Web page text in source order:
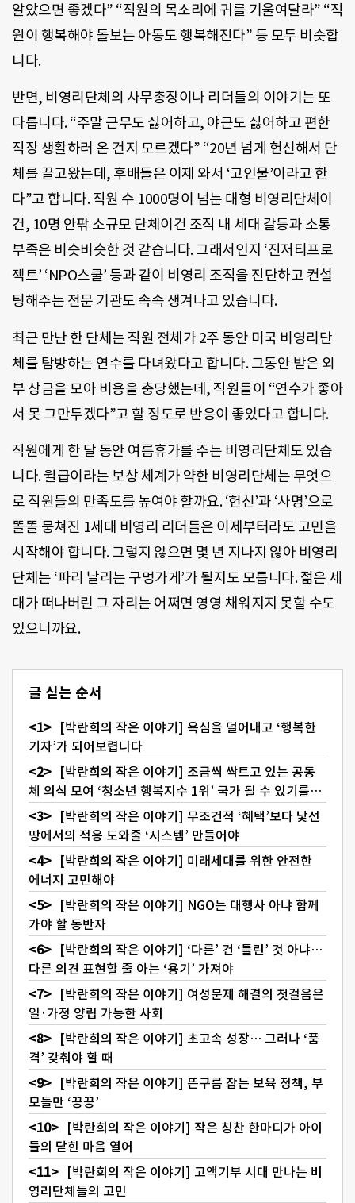
알았으면 좋겠다” “직원의 목소리에 귀를 기울여달라” “직
원이 행복해야 돌보는 아동도 행복해진다” 등 모두 비슷합
니다.
반면, 비영리단체의 사무총장이나 리더들의 이야기는 또
다릅니다. “주말 근무도 싫어하고, 야근도 싫어하고 편한
직장 생활하러 온 건지 모르겠다” “20년 넘게 헌신해서 단
체를 끌고왔는데, 후배들은 이제 와서 ‘고인물’이라고 한
다”고 합니다. 직원 수 1000명이 넘는 대형 비영리단체이
건, 10명 안팎 소규모 단체이건 조직 내 세대 갈등과 소통
부족은 비슷비슷한 것 같습니다. 그래서인지 ‘진저티프로
젝트’ ‘NPO스쿨’ 등과 같이 비영리 조직을 진단하고 컨설
팅해주는 전문 기관도 속속 생겨나고 있습니다.
최근 만난 한 단체는 직원 전체가 2주 동안 미국 비영리단
체를 탐방하는 연수를 다녀왔다고 합니다. 그동안 받은 외
부 상금을 모아 비용을 충당했는데, 직원들이 “연수가 좋아
서 못 그만두겠다”고 할 정도로 반응이 좋았다고 합니다.
직원에게 한 달 동안 여름휴가를 주는 비영리단체도 있습
니다. 월급이라는 보상 체계가 약한 비영리단체는 무엇으
로 직원들의 만족도를 높여야 할까요. ‘헌신’과 ‘사명’으로
똘똘 뭉쳐진 1세대 비영리 리더들은 이제부터라도 고민을
시작해야 합니다. 그렇지 않으면 몇 년 지나지 않아 비영리
단체는 ‘파리 날리는 구멍가게’가 될지도 모릅니다. 젊은 세
대가 떠나버린 그 자리는 어쩌면 영영 채워지지 못할 수도
있으니까요.
글 싣는 순서
[박란희의 작은 이야기] 욕심을 덜어내고 ‘행복한
기자’가 되어보렵니다
[박란희의 작은 이야기] 조금씩 싹트고 있는 공동
체 의식 모여 ‘청소년 행복지수 1위’ 국가 될 수 있기를…
[박란희의 작은 이야기] 무조건적 ‘혜택’보다 낯선
땅에서의 적응 도와줄 ‘시스템’ 만들어야
[박란희의 작은 이야기] 미래세대를 위한 안전한
에너지 고민해야
[박란희의 작은 이야기] NGO는 대행사 아냐 함께
가야 할 동반자
[박란희의 작은 이야기] ‘다른’ 건 ‘틀린’ 것 아냐…
다른 의견 표현할 줄 아는 ‘용기’ 가져야
[박란희의 작은 이야기] 여성문제 해결의 첫걸음은
일·가정 양립 가능한 사회
[박란희의 작은 이야기] 초고속 성장… 그러나 ‘품
격’ 갖춰야 할 때
[박란희의 작은 이야기] 뜬구름 잡는 보육 정책, 부
모들만 ‘끙끙’
[박란희의 작은 이야기] 작은 칭찬 한마디가 아이
들의 닫힌 마음 열어
[박란희의 작은 이야기] 고액기부 시대 만나는 비
영리단체들의 고민